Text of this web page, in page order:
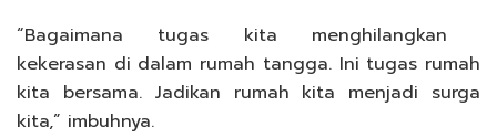
“Bagaimana tugas kita menghilangkan
kekerasan di dalam rumah tangga. Ini tugas rumah
kita bersama. Jadikan rumah kita menjadi surga
kita,” imbuhnya.